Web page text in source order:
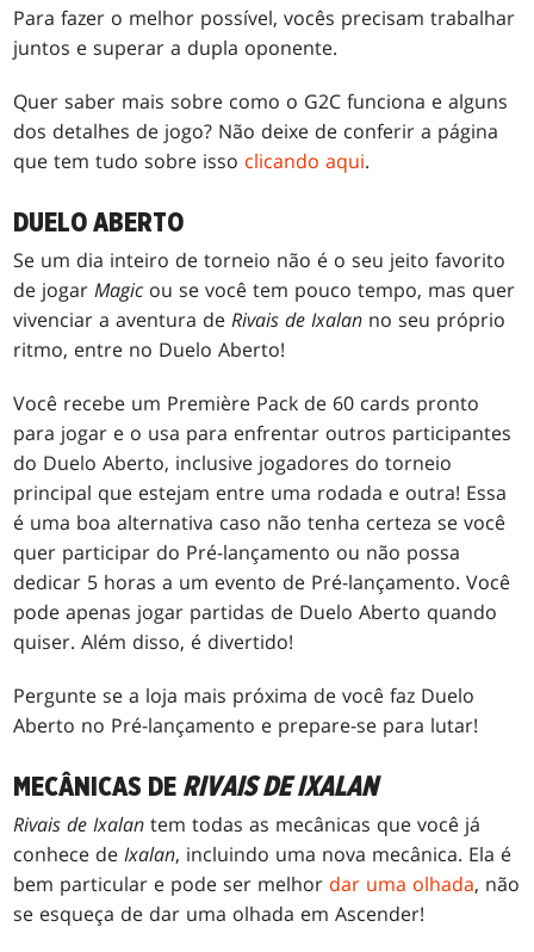
Para fazer o melhor possível, vocês precisam trabalhar
juntos e superar a dupla oponente.
Quer saber mais sobre como o G2C funciona e alguns
dos detalhes de jogo? Não deixe de conferir a página
que tem tudo sobre isso clicando aqui.
DUELO ABERTO
Se um dia inteiro de torneio não é o seu jeito favorito
de jogarMagic ou se você tem pouco tempo, mas quer
vivenciar a aventura deRivais de Ixalan no seu próprio
ritmo, entre no Duelo Aberto!
Você recebe um Première Pack de 60 cards pronto
para jogar e o usa para enfrentar outros participantes
do Duelo Aberto, inclusive jogadores do torneio
principal que estejam entre uma rodada e outra! Essa
é uma boa alternativa caso não tenha certeza se você
quer participar do Pré-lançamento ou não possa
dedicar 5 horas a um evento de Pré-lançamento. Você
pode apenas jogar partidas de Duelo Aberto quando
quiser. Além disso, é divertido!
Pergunte se a loja mais próxima de você faz Duelo
Aberto no Pré-lançamento e prepare-se para lutar!
MECÂNICAS DE RIVAIS DE IXALAN
Rivais de Ixalan tem todas as mecânicas que você já
conhece deIxalan, incluindo uma nova mecânica. Ela é
bem particular e pode ser melhor dar uma olhada, não
se esqueça de dar uma olhada em Ascender!